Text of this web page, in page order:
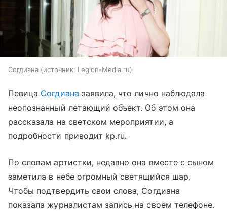
Согдиана источник: Legion-Media.ru
Певица Согдиана заявила, что лично наблюдала
неопознанный летающий объект. Об этом она
рассказала на светском мероприятии, а
подробности приводит kp.ru.
По словам артистки, недавно она вместе с сыном
заметила в небе огромный светящийся шар.
Чтобы подтвердить свои слова, Согдиана
показала журналистам запись на своем телефоне.